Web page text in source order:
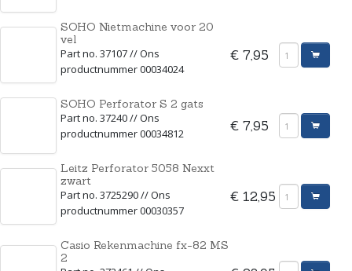
SOHO Nietmachine voor 20
vel
Part no. 37107 // Ons
productnummer 00034024
€ 7,95
SOHO Perforator S 2 gats
Part no. 37240 // Ons
productnummer 00034812
€ 7,95
Leitz Perforator 5058 Nexxt
zwart
Part no. 3725290 // Ons
productnummer 00030357
€ 12,95
Casio Rekenmachine fx-82 MS
2